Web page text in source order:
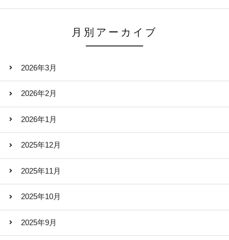
月別アーカイブ
2026年3月
2026年2月
2026年1月
2025年12月
2025年11月
2025年10月
2025年9月